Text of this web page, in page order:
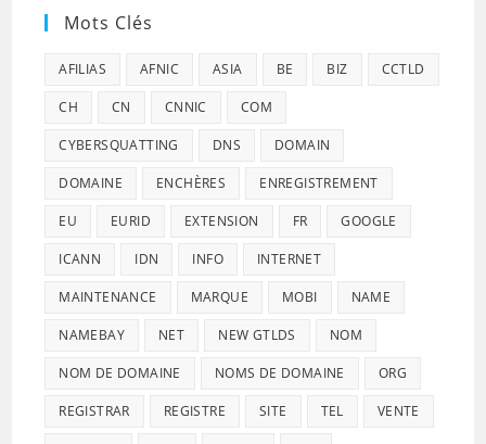
Mots Clés
AFILIAS AFNIC ASIA BE BIZ CCTLD
CH CN CNNIC COM
CYBERSQUATTING DNS DOMAIN
DOMAINE ENCHÈRES ENREGISTREMENT
EU EURID EXTENSION FR GOOGLE
ICANN IDN INFO INTERNET
MAINTENANCE MARQUE MOBI NAME
NAMEBAY NET NEW GTLDS NOM
NOM DE DOMAINE NOMS DE DOMAINE ORG
REGISTRAR REGISTRE SITE TEL VENTE